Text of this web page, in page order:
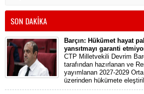
SON DAKİKA
Barçın: Hükümet hayat
yansıtmayı garanti
CTP Milletvekili Devrim
tarafından hazırlanan ve
yayımlanan 2027-2029
üzerinden hükümete